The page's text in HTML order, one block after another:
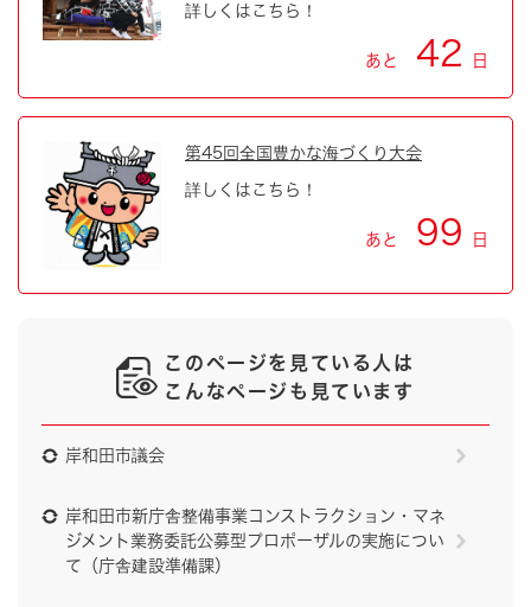
詳しくはこちら！
あと 42 日
第45回全国豊かな海づくり大会
詳しくはこちら！
あと 99 日
このページを見ている人は
こんなページも見ています
岸和田市議会
岸和田市新庁舎整備事業コンストラクション・マネ
ジメント業務委託公募型プロポーザルの実施につい
て（庁舎建設準備課）